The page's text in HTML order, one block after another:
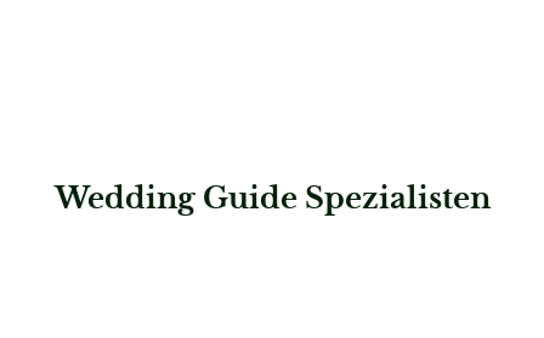
Wedding Guide Spezialisten